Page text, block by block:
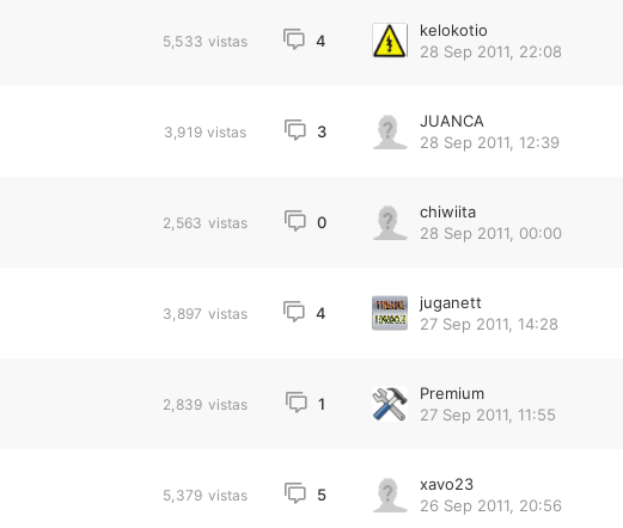
5,533 vistas 4
kelokotio
28 Sep 2011, 22:08
3,919 vistas 3
JUANCA
28 Sep 2011, 12:39
2,563 vistas 0
chiwiita
28 Sep 2011, 00:00
3,897 vistas 4
juganett
27 Sep 2011, 14:28
2,839 vistas 1
Premium
27 Sep 2011, 11:55
5,379 vistas 5
xavo23
26 Sep 2011, 20:56